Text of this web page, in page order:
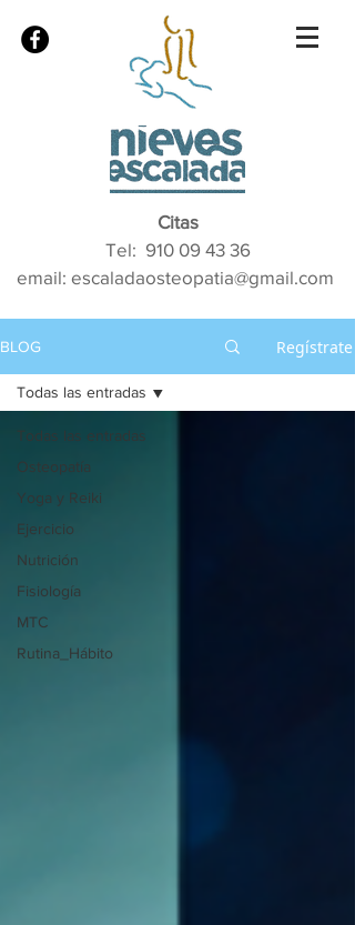
Citas
Tel: 910 09 43 36
email: escaladaosteopatia@gmail.com
BLOG Regístrate
Todas las entradas
Osteopatía
Yoga y Reiki
Ejercicio
Nutrición
Fisiología
MTC
Rutina_Hábito
Todas las entradas